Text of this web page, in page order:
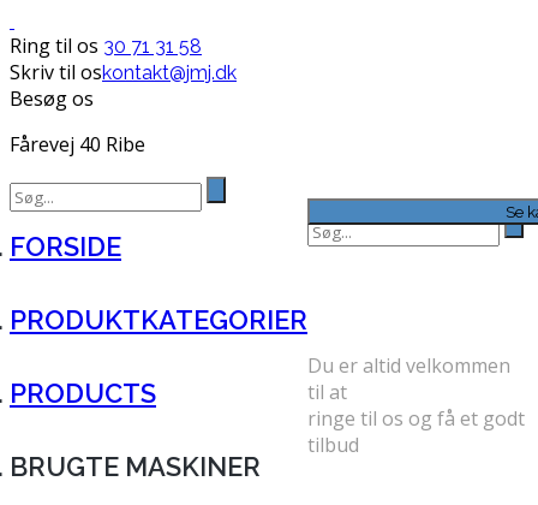
Ring til os 30 71 31 58
Skriv til oskontakt@jmj.dk
Besøg os
Fårevej 40 Ribe
Search
for:
FORSIDE
PRODUKTKATEGORIER
PRODUCTS
BRUGTE MASKINER
Se
Search
for:
Du er altid velkommen
til at
ringe til os og få et godt
tilbud